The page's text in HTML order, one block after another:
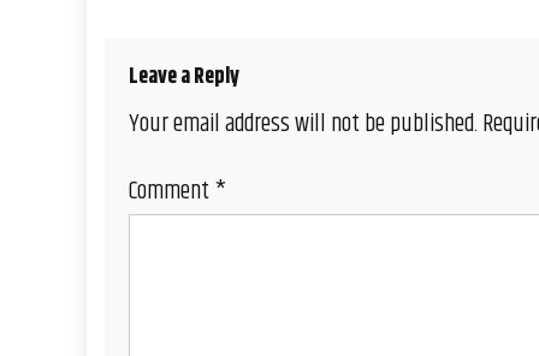
Leave a Reply
Your email address will not be published.
Comment*